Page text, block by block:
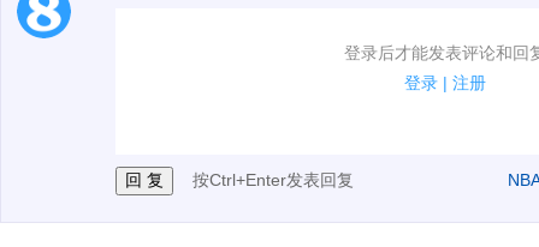
登录后才能发表评论和回
登录 | 注册
1.电脑端新用户可以发表评论了！
按Ctrl+Enter发表回复